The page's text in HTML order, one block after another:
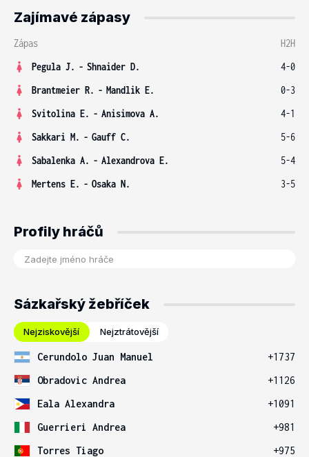
Zajímavé zápasy
Zápas
H2H
Pegula J. - Shnaider D.
4-0
Brantmeier R. - Mandlik E.
0-3
Svitolina E. - Anisimova A.
4-1
Sakkari M. - Gauff C.
5-6
Sabalenka A. - Alexandrova E.
5-4
Mertens E. - Osaka N. 3-5
Profily hráčů
Sázkařský žebříček
Nejziskovější Nejztrátovější
Cerundolo Juan Manuel
+1737
Obradovic Andrea
+1126
Eala Alexandra
+1091
Guerrieri Andrea
+981
Torres Tiago
+975